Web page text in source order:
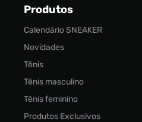
Produtos
Calendário SNEAKER
Novidades
Tênis
Tênis masculino
Tênis feminino
Produtos Exclusivos